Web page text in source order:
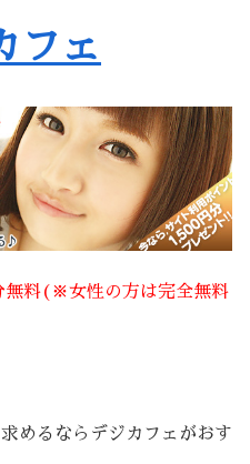
フェ
無料(※女性の方は完全無料
めるならデジカフェがおす